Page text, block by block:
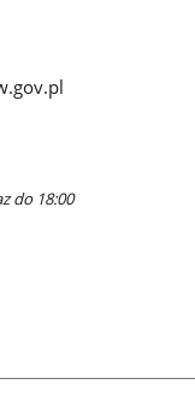
do 18:00